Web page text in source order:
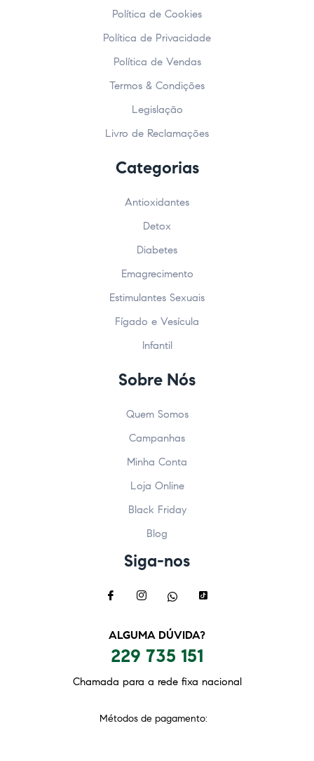
Política de Cookies
Política de Privacidade
Política de Vendas
Termos & Condições
Legislação
Livro de Reclamações
Categorias
Antioxidantes
Detox
Diabetes
Emagrecimento
Estimulantes Sexuais
Fígado e Vesícula
Infantil
Sobre Nós
Quem Somos
Campanhas
Minha Conta
Loja Online
Black Friday
Blog
Siga-nos
ALGUMA DÚVIDA?
229 735 151
Chamada para a rede fixa nacional
Métodos de pagamento: